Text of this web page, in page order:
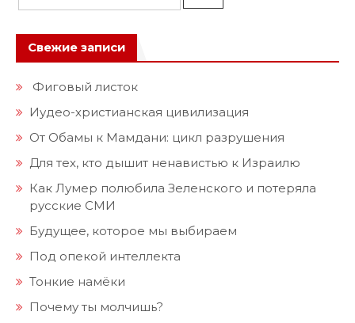
Свежие записи
Фиговый листок
Иудео-христианская цивилизация
От Обамы к Мамдани: цикл разрушения
Для тех, кто дышит ненавистью к Израилю
Как Лумер полюбила Зеленского и потеряла
русские СМИ
Будущее, которое мы выбираем
Под опекой интеллекта
Тонкие намёки
Почему ты молчишь?